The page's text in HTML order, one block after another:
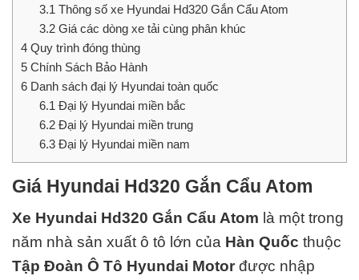
3.1 Thông số xe Hyundai Hd320 Gắn Cẩu Atom
3.2Giá các dòng xe tải cùng phân khúc
4 Quy trình đóng thùng
5 Chính Sách Bảo Hành
6 Danh sách đại lý Hyundai toàn quốc
6.1 Đại lý Hyundai miền bắc
6.2Đại lý Hyundai miền trung
6.3Đại lý Hyundai miền nam
Giá Hyundai Hd320 Gắn Cẩu Atom
Xe Hyundai Hd320 Gắn Cẩu Atom là một trong
năm nhà sản xuất ô tô lớn của Hàn Quốc thuộc
Tập Đoàn Ô Tô Hyundai Motor được nhập